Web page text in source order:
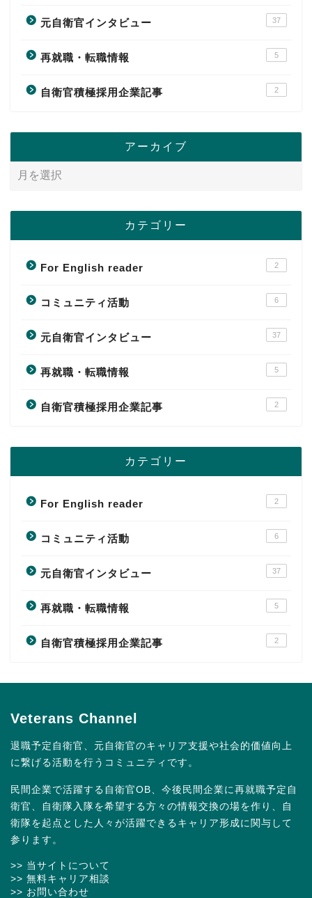
元自衛官インタビュー 37
再就職・転職情報 5
自衛官積極採用企業記事 2
アーカイブ
カテゴリー
For English reader 2
コミュニティ活動 6
元自衛官インタビュー 37
再就職・転職情報 5
自衛官積極採用企業記事 2
カテゴリー
For English reader 2
コミュニティ活動 6
元自衛官インタビュー 37
再就職・転職情報 5
自衛官積極採用企業記事 2
Veterans Channel
退職予定自衛官、元自衛官のキャリア支援や社会的価値向上
に繋げる活動を行うコミュニティです。
民間企業で活躍する自衛官OB、今後民間企業に再就職予定自
衛官、自衛隊入隊を希望する方々の情報交換の場を作り、自
衛隊を起点とした人々が活躍できるキャリア形成に関与して
参ります。
>> 当サイトについて
>> 無料キャリア相談
>> お問い合わせ